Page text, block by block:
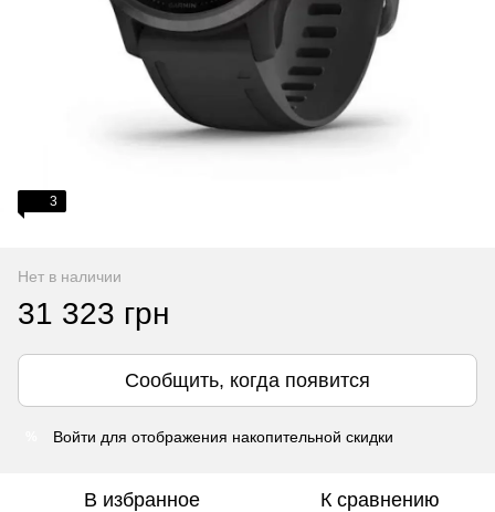
3
Нет в наличии
31 323 грн
Сообщить, когда появится
Войти для отображения накопительной скидки
В избранное К сравнению